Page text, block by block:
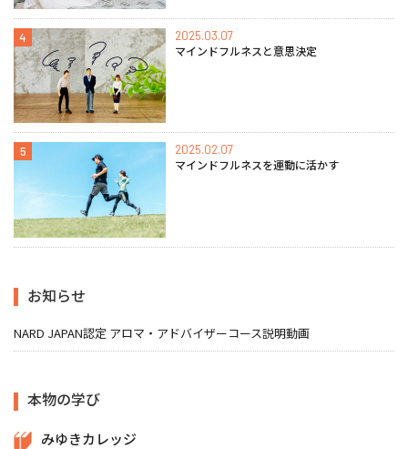
4 2025.03.07
マインドフルネスと意思決定
5 2025.02.07
マインドフルネスを運動に活かす
お知らせ
NARD JAPAN認定 アロマ・アドバイザーコース説明動画
本物の学び
みゆきカレッジ